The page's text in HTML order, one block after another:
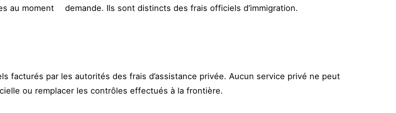
au moment
demande. Ils sont distincts des frais officiels d’immigration.
facturés par les autorités des frais d’assistance privée. Aucun service privé ne peut
ou remplacer les contrôles effectués à la frontière.